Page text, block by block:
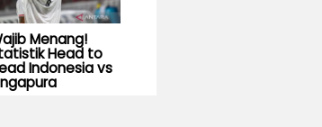
Menang!
Head to
Indonesia vs